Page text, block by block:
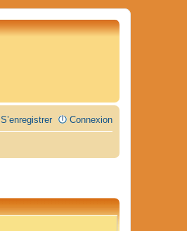
Connexion
S’enregistrer